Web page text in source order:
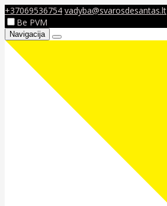
+37069536754 vadyba@svarosdesantas.lt
Be PVM
Navigacija